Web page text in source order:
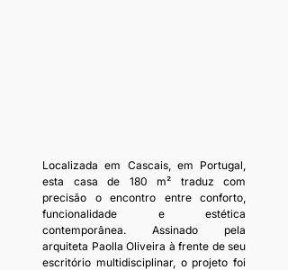
Localizada em Cascais, em Portugal,
esta casa de 180 m² traduz com
precisão o encontro entre conforto,
funcionalidade e estética
contemporânea. Assinado pela
arquiteta Paolla Oliveira à frente de seu
escritório multidisciplinar, o projeto foi